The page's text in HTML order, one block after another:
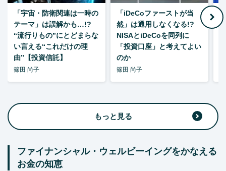
「宇宙・防衛関連は一時の
テーマ」は誤解かも…!?
“流行りもの”にとどまらな
い言える“これだけの理
由”【投資信託】
篠田 尚子
「iDeCoファーストが当
然」は通用しなくなる!?
NISAとiDeCoを同列に
「投資口座」と考えてよい
のか
篠田 尚子
もっと見る
ファイナンシャル・ウェルビーイングをかなえる
お金の知恵